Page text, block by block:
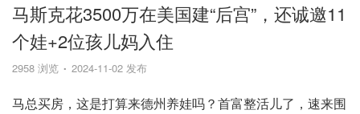
马斯克花3500万在美国建“后宫”，还诚邀11
个娃+2位孩儿妈入住
2958 浏览 2024-11-02 发布
马总买房，这是打算来德州养娃吗？首富整活儿了，速来围